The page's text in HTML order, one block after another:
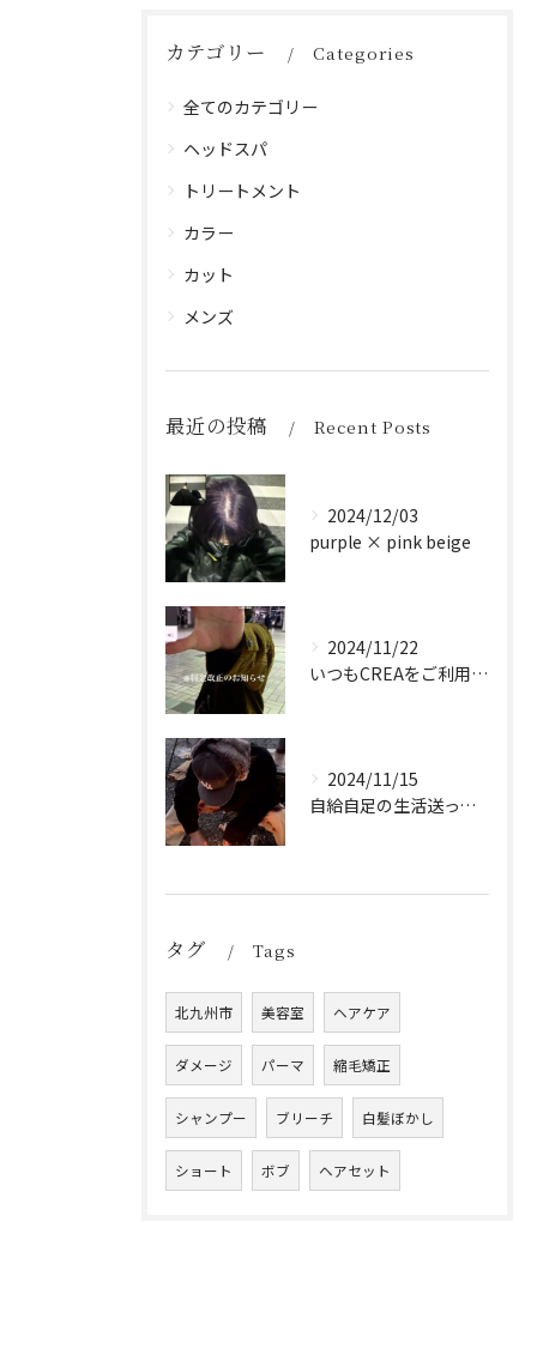
カテゴリー Categories
全てのカテゴリー
ヘッドスパ
トリートメント
カラー
カット
メンズ
最近の投稿 Recent Posts
2024/12/03
purple × pink beige
2024/11/22
いつもCREAをご利用頂き誠に有難う御座います！
2024/11/15
自給自足の生活送ってます
タグ Tags
北九州市 美容室 ヘアケア
ダメージ パーマ 縮毛矯正
シャンプー ブリーチ 白髪ぼかし
ショート ボブ ヘアセット